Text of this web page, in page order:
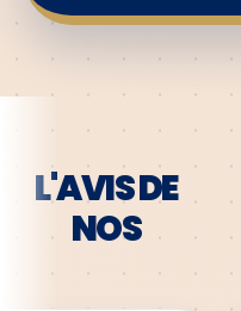
L'AVIS DE
NOS